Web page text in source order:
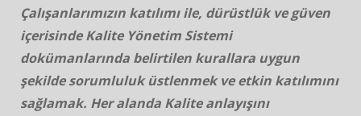
Çalışanlarımızın katılımı ile, dürüstlük ve güven
içerisinde Kalite Yönetim Sistemi
dokümanlarında belirtilen kurallara uygun
şekilde sorumluluk üstlenmek ve etkin katılımını
sağlamak. Her alanda Kalite anlayışını